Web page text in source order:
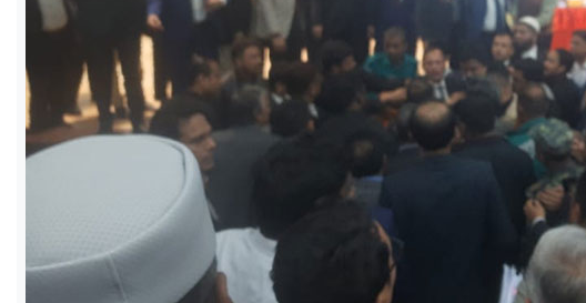
ক্যাম্পাস
আজকের
পত্রিকা
লাইফস্টাইল